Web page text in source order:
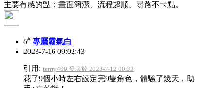
主要有感的點：畫面簡潔、流程超順、尋路不卡點。
6# 專屬霸氣白
2023-7-16 09:02:43
引用: terrry409 發表於 2023-7-12 00:33
花了9個小時左右設定完9隻角色，體驗了幾天，助